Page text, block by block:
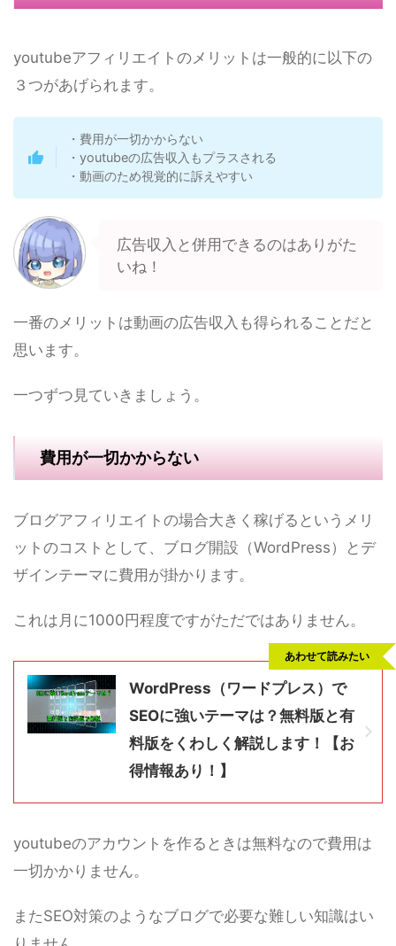
youtubeアフィリエイトのメリットは一般的に以下の
３つがあげられます。
・費用が一切かからない
・youtubeの広告収入もプラスされる
・動画のため視覚的に訴えやすい
広告収入と併用できるのはありがた
いね！
一番のメリットは動画の広告収入も得られることだと
思います。
一つずつ見ていきましょう。
費用が一切かからない
ブログアフィリエイトの場合大きく稼げるというメリ
ットのコストとして、ブログ開設（WordPress）とデ
ザインテーマに費用が掛かります。
これは月に1000円程度ですがただではありません。
WordPress（ワードプレス）で
SEOに強いテーマは？無料版と有
料版をくわしく解説します！【お
得情報あり！】
あわせて読みたい
youtubeのアカウントを作るときは無料なので費用は
一切かかりません。
またSEO対策のようなブログで必要な難しい知識はい